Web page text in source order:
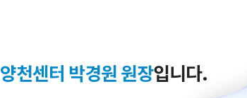
천센터 박경원 원장입니다.